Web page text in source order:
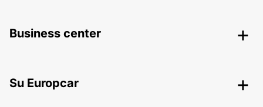
Business center
Su Europcar